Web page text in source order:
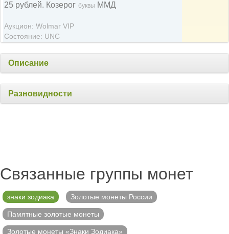
25 рублей. Козерог буквы ММД
Аукцион: Wolmar VIP
Состояние: UNC
Описание
Разновидности
Связанные группы монет
знаки зодиака Золотые монеты России
Памятные золотые монеты
Золотые монеты «Знаки Зодиака»